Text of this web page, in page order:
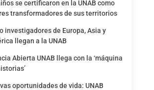
se certificaron en la UNAB como
transformadores de sus territorios
investigadores de Europa, Asia y
llegan a la UNAB
Abierta UNAB llega con la ‘máquina
oportunidades de vida: UNAB